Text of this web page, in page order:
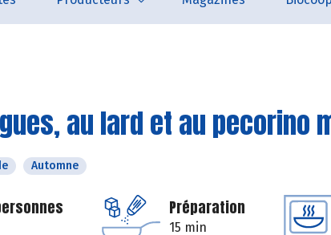
au lard et au pecorino
Automne
Préparation
15 min